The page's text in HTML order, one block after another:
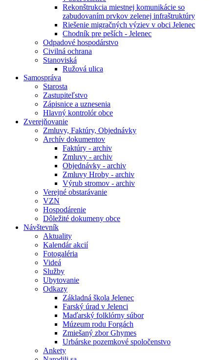
Rekonštrukcia miestnej komunikácie so
zabudovaním prvkov zelenej infraštruktúry
Riešenie migračných výziev v obci Jelenec
Chodník pre peších - Jelenec
Odpadové hospodárstvo
Civilná ochrana
Stanoviská
Ružová ulica
Samospráva
Starosta
Zastupiteľstvo
Zápisnice a uznesenia
Hlavný kontrolór obce
Zverejňovanie
Zmluvy, Faktúry, Objednávky
Archív dokumentov
Faktúry - archiv
Zmluvy - archiv
Objednávky - archiv
Zmluvy Hroby - archiv
Výrub stromov - archiv
Verejné obstarávanie
VZN
Hospodárenie
Dôležité dokumeny obce
Návštevník
Aktuality
Kalendár akcií
Fotogaléria
Videá
Služby
Ubytovanie
Odkazy
Základná škola Jelenec
Farský úrad v Jelenci
Maďarský folklórny súbor
Múzeum rodu Forgách
Zmiešaný zbor Ghymes
Urbárske pozemkové spoločenstvo
Ankety